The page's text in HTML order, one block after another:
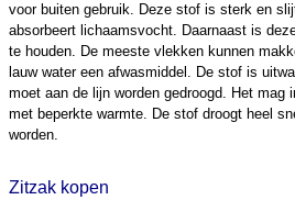
voor buiten gebruik. Deze stof is sterk en
absorbeert lichaamsvocht. Daarnaast is
te houden. De meeste vlekken kunnen
lauw water een afwasmiddel. De stof is
moet aan de lijn worden gedroogd. Het mag
met beperkte warmte. De stof droogt heel
worden.
Zitzak kopen